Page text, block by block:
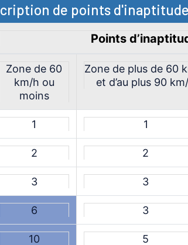
de points
Points
Zone de 60
km/h ou
moins
Zone de plus de 60
et d’au plus 90
1 1
2 2
3 3
6 3
10 5